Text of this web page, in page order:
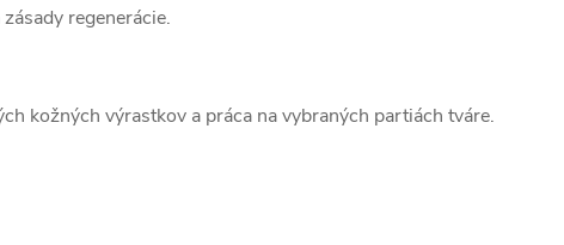
regenerácie.
kožných výrastkov a práca na vybraných partiách tváre.